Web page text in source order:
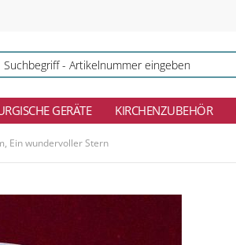
GERÄTE KIRCHENZUBEHÖR
Ein wundervoller Stern